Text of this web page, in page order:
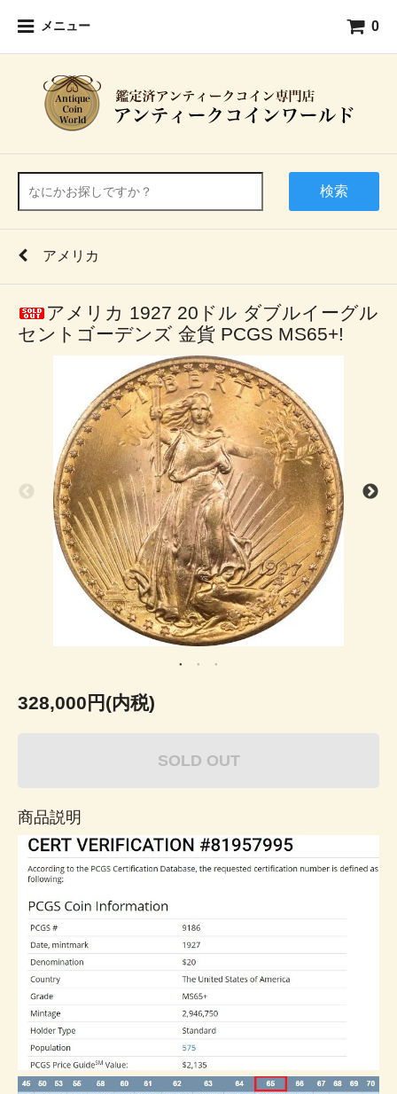
メニュー 0
検索
アメリカ
アメリカ 1927 20ドル ダブルイーグル
セントゴーデンズ 金貨 PCGS MS65+!
328,000円(内税)
SOLD OUT
商品説明